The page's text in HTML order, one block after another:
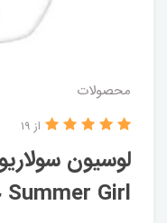
محصولات
لوسیون
Summer Girl حجم 400 میل
از 19